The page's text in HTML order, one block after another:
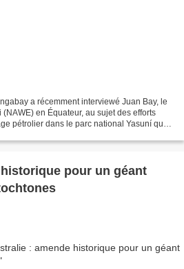
a récemment interviewé Juan Bay, le
en Équateur, au sujet des efforts
pétrolier dans le parc national Yasuní qui
pour un géant